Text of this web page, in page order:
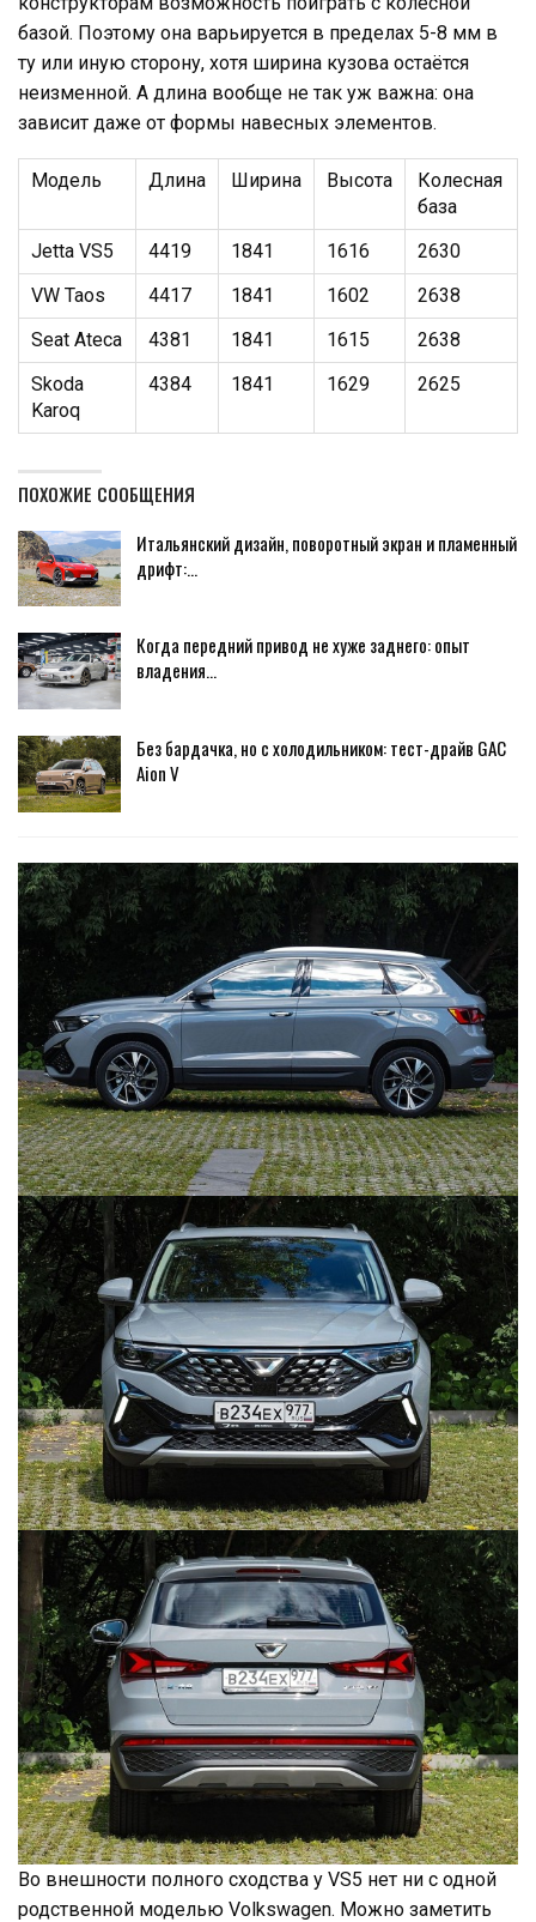
базой. Поэтому она варьируется в пределах 5-8 мм в
ту или иную сторону, хотя ширина кузова остаётся
неизменной. А длина вообще не так уж важна: она
зависит даже от формы навесных элементов.
Модель Длина Ширина Высота
Колесная
база
Jetta VS5
4419 1841 1616
2630
VW Taos
4417 1841 1602
2638
Seat Ateca
4381 1841 1615
2638
Skoda
Karoq
4384 1841 1629 2625
ПОХОЖИЕ СООБЩЕНИЯ
Итальянский дизайн, поворотный экран и пламенный
дрифт:…
Когда передний привод не хуже заднего: опыт
владения…
Без бардачка, но с холодильником: тест-драйв GAC
Aion V
Во внешности полного сходства у VS5 нет ни с одной
родственной моделью Volkswagen. Можно заметить